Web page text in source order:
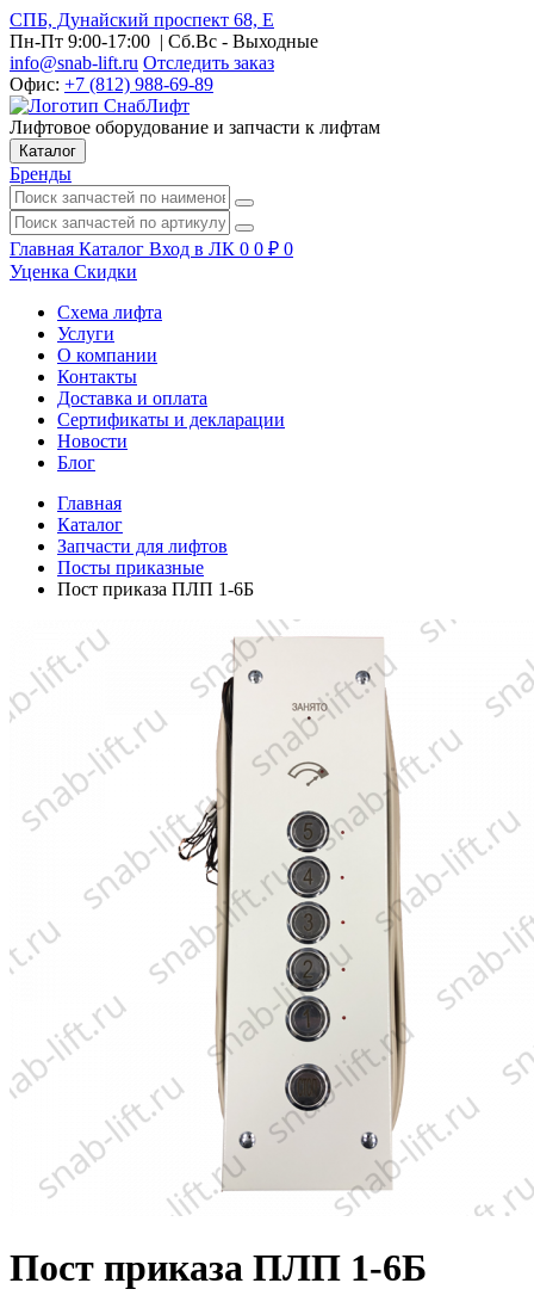
СПБ, Дунайский проспект 68, Е
Пн-Пт 9:00-17:00 | Сб.Вс - Выходные
info@snab-lift.ru Отследить заказ
Офис: +7 (812) 988-69-89
Лифтовое оборудование и запчасти к лифтам
Каталог
Бренды
Главная Каталог Вход в ЛК 0 0 ₽ 0
Уценка Скидки
Схема лифта
Услуги
О компании
Контакты
Доставка и оплата
Сертификаты и декларации
Новости
Блог
Главная
Каталог
Запчасти для лифтов
Посты приказные
Пост приказа ПЛП 1-6Б
Пост приказа ПЛП 1-6Б